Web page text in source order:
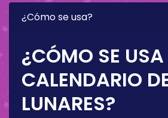
¿Cómo se usa?
¿CÓMO SE USA
CALENDARIO
LUNARES?